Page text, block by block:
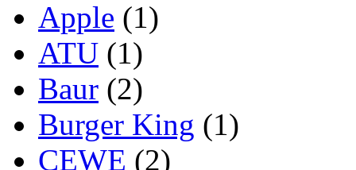
Apple (1)
ATU (1)
Baur (2)
Burger King (1)
CEWE (2)